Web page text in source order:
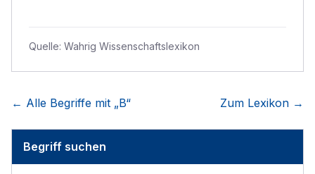
Quelle: Wahrig Wissenschaftslexikon
← Alle Begriffe mit „B“ Zum Lexikon →
Begriff suchen